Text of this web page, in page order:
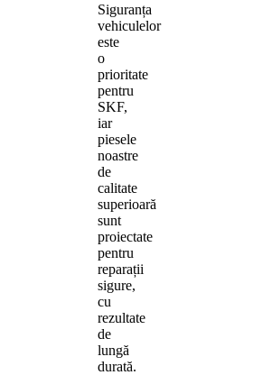
Siguranța
vehiculelor
este
o
prioritate
pentru
SKF,
iar
piesele
noastre
de
calitate
superioară
sunt
proiectate
pentru
reparații
sigure,
cu
rezultate
de
lungă
durată.